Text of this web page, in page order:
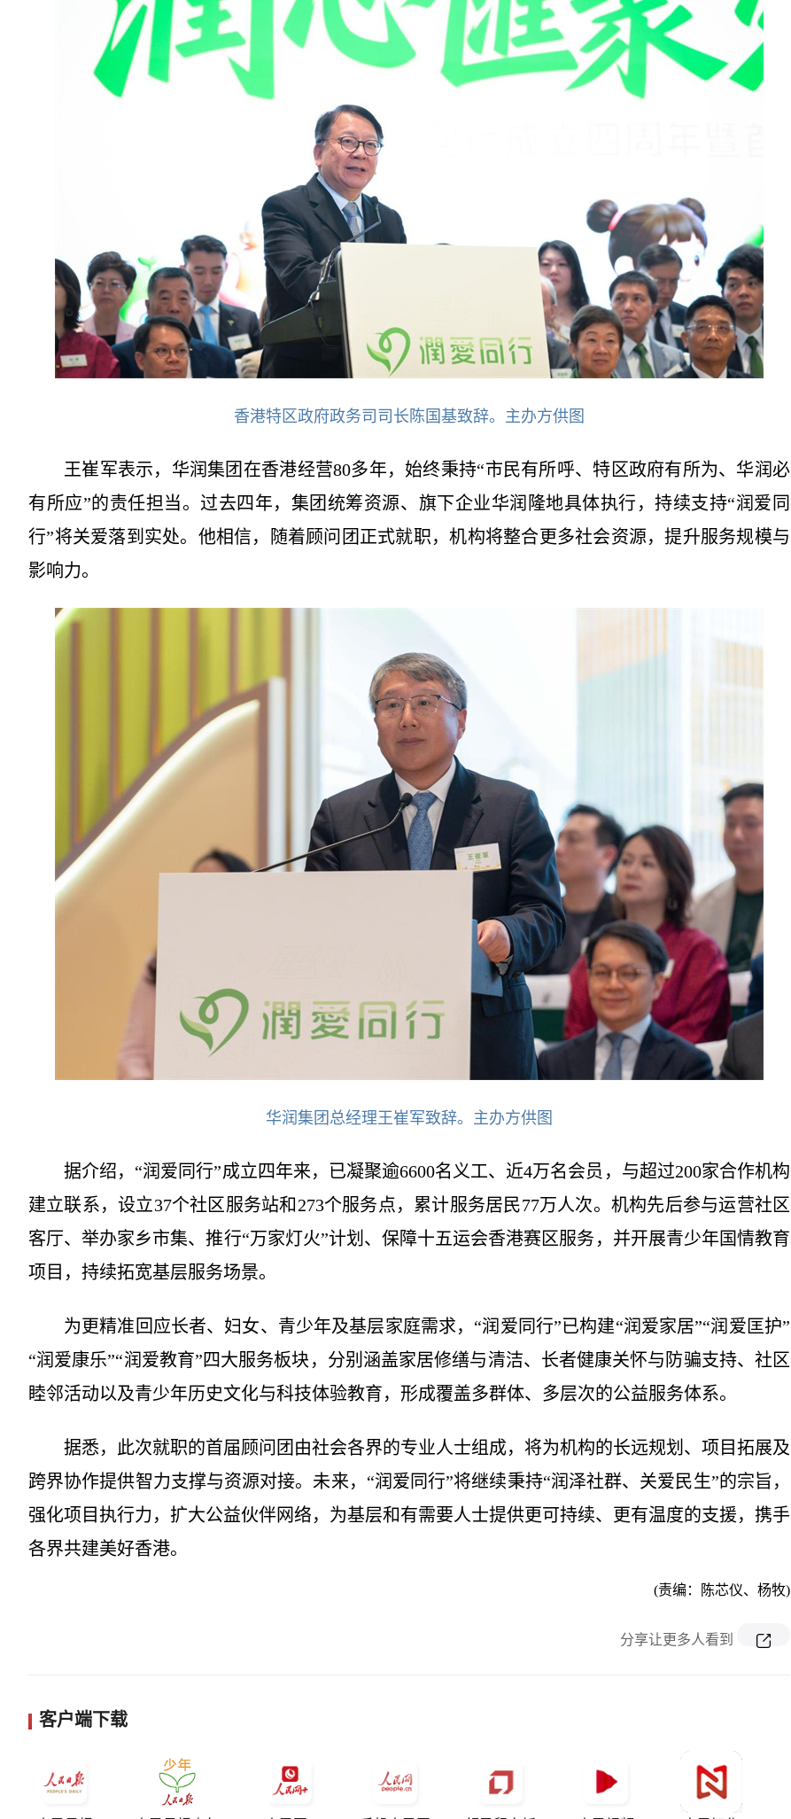
香港特区政府政务司司长陈国基致辞。主办方供图
王崔军表示，华润集团在香港经营80多年，始终秉持“市民有所呼、特区政府有所为、华润必
有所应”的责任担当。过去四年，集团统筹资源、旗下企业华润隆地具体执行，持续支持“润爱同
行”将关爱落到实处。他相信，随着顾问团正式就职，机构将整合更多社会资源，提升服务规模与
影响力。
华润集团总经理王崔军致辞。主办方供图
据介绍，“润爱同行”成立四年来，已凝聚逾6600名义工、近4万名会员，与超过200家合作机构
建立联系，设立37个社区服务站和273个服务点，累计服务居民77万人次。机构先后参与运营社区
客厅、举办家乡市集、推行“万家灯火”计划、保障十五运会香港赛区服务，并开展青少年国情教育
项目，持续拓宽基层服务场景。
为更精准回应长者、妇女、青少年及基层家庭需求，“润爱同行”已构建“润爱家居”“润爱匡护”
“润爱康乐”“润爱教育”四大服务板块，分别涵盖家居修缮与清洁、长者健康关怀与防骗支持、社区
睦邻活动以及青少年历史文化与科技体验教育，形成覆盖多群体、多层次的公益服务体系。
据悉，此次就职的首届顾问团由社会各界的专业人士组成，将为机构的长远规划、项目拓展及
跨界协作提供智力支撑与资源对接。未来，“润爱同行”将继续秉持“润泽社群、关爱民生”的宗旨，
强化项目执行力，扩大公益伙伴网络，为基层和有需要人士提供更可持续、更有温度的支援，携手
各界共建美好香港。
(责编：陈芯仪、杨牧)
分享让更多人看到
客户端下载